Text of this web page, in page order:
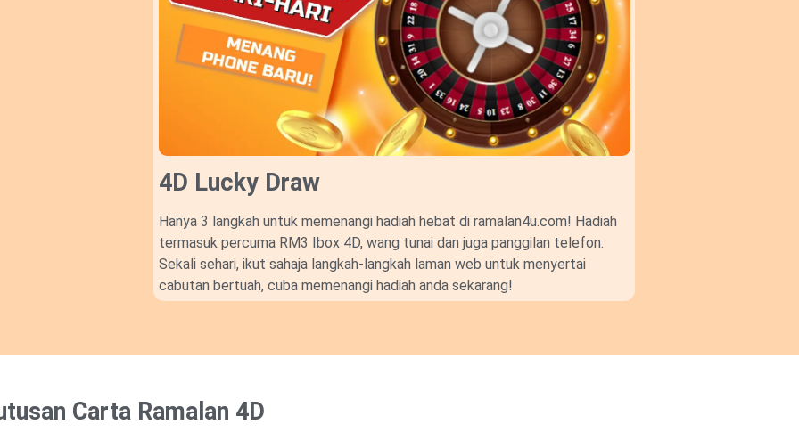
4D Lucky Draw​
Hanya 3 langkah untuk memenangi hadiah hebat di ramalan4u.com! Hadiah
termasuk percuma RM3 Ibox 4D, wang tunai dan juga panggilan telefon.
Sekali sehari, ikut sahaja langkah-langkah laman web untuk menyertai
cabutan bertuah, cuba memenangi hadiah anda sekarang!
Carta Ramalan 4D